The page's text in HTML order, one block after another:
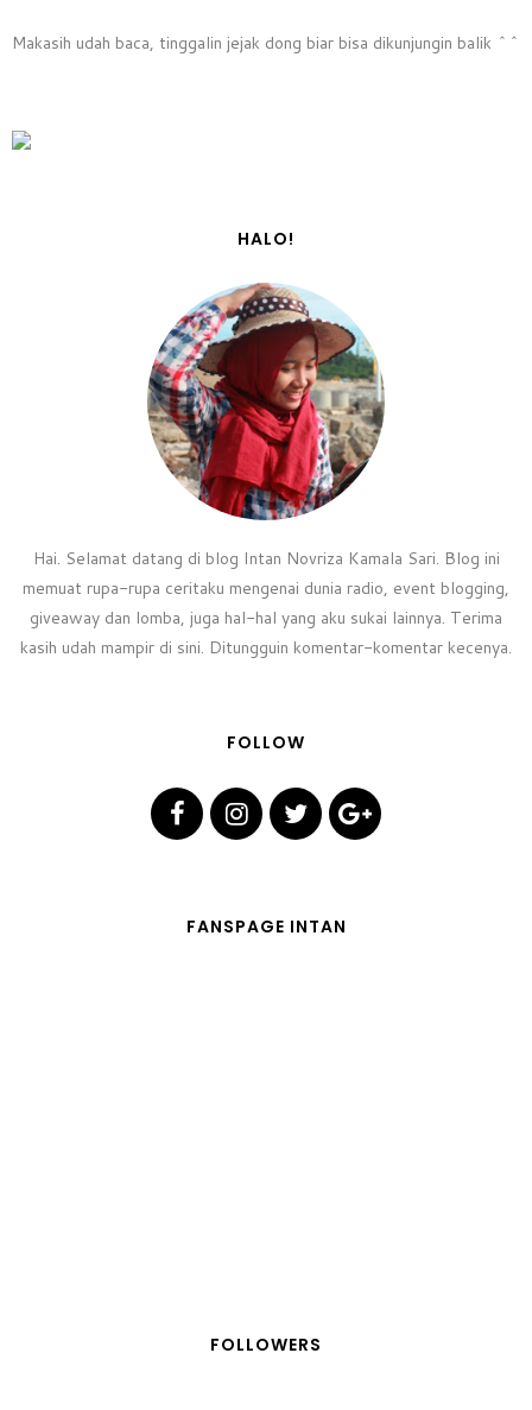
Makasih udah baca, tinggalin jejak dong biar bisa dikunjungin balik ^^
HALO!
Hai. Selamat datang di blog Intan Novriza Kamala Sari. Blog ini
memuat rupa-rupa ceritaku mengenai dunia radio, event blogging,
giveaway dan lomba, juga hal-hal yang aku sukai lainnya. Terima
kasih udah mampir di sini. Ditungguin komentar-komentar kecenya.
FOLLOW
FANSPAGE INTAN
FOLLOWERS